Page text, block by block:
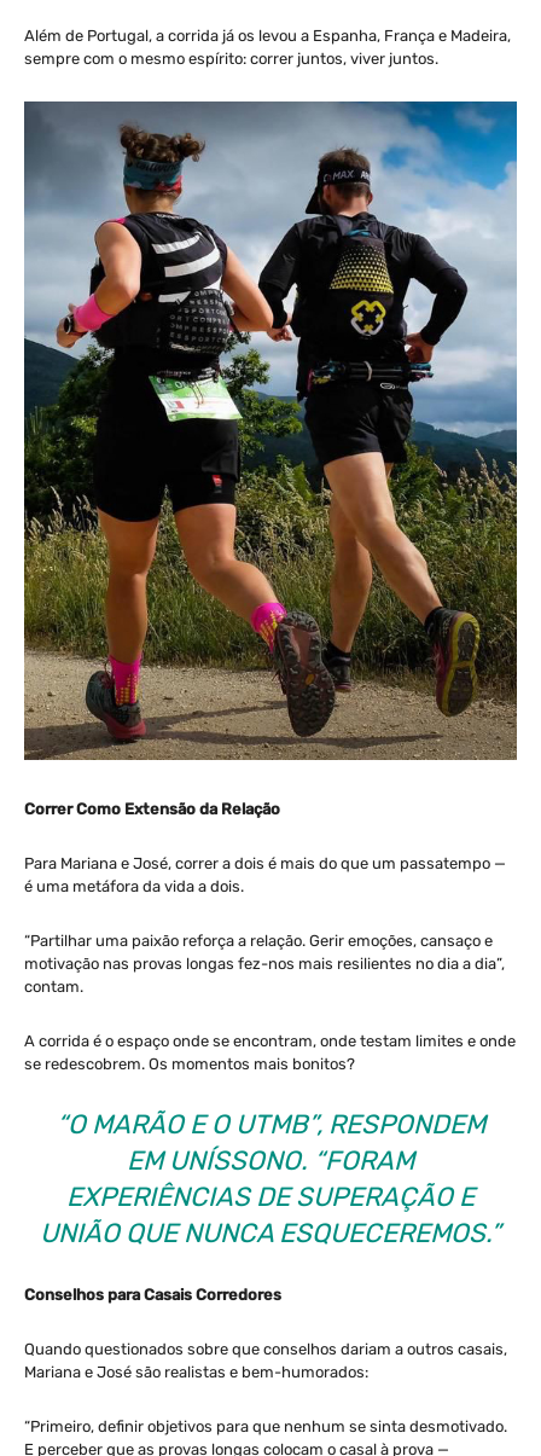
Além de Portugal, a corrida já os levou a Espanha, França e Madeira,
sempre com o mesmo espírito: correr juntos, viver juntos.
Correr Como Extensão da Relação
Para Mariana e José, correr a dois é mais do que um passatempo —
é uma metáfora da vida a dois.
“Partilhar uma paixão reforça a relação. Gerir emoções, cansaço e
motivação nas provas longas fez-nos mais resilientes no dia a dia”,
contam.
A corrida é o espaço onde se encontram, onde testam limites e onde
se redescobrem. Os momentos mais bonitos?
“O MARÃO E O UTMB”, RESPONDEM
EM UNÍSSONO. “FORAM
EXPERIÊNCIAS DE SUPERAÇÃO E
UNIÃO QUE NUNCA ESQUECEREMOS.”
Conselhos para Casais Corredores
Quando questionados sobre que conselhos dariam a outros casais,
Mariana e José são realistas e bem-humorados:
“Primeiro, definir objetivos para que nenhum se sinta desmotivado.
E perceber que as provas longas colocam o casal à prova —